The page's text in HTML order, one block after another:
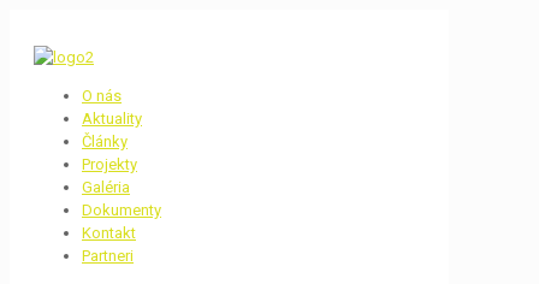
O nás
Aktuality
Články
Projekty
Galéria
Dokumenty
Kontakt
Partneri